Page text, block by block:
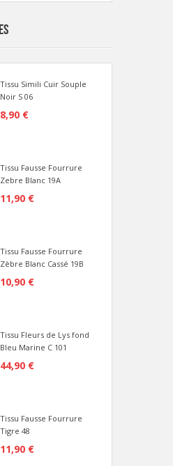
Tissu Simili Cuir Souple
Noir S 06
8,90 €
Tissu Fausse Fourrure
Zebre Blanc 19A
11,90 €
Tissu Fausse Fourrure
Zèbre Blanc Cassé 19B
10,90 €
Tissu Fleurs de Lys fond
Bleu Marine C 101
44,90 €
Tissu Fausse Fourrure
Tigre 48
11,90 €